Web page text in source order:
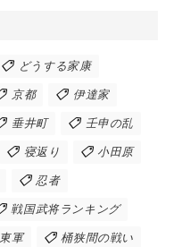
どうする家康
京都 伊達家
垂井町 壬申の乱
寝返り 小田原
忍者
戦国武将ランキング
東軍 桶狭間の戦い